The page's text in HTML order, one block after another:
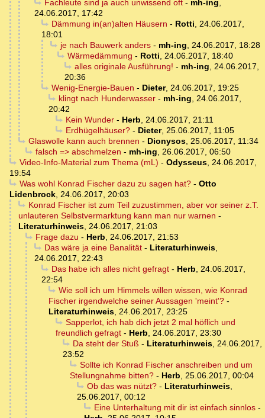
Fachleute sind ja auch unwissend oft- mh-ing,
24.06.2017, 17:42
Dämmung in(an)alten Häusern - Rotti, 24.06.2017,
18:01
je nach Bauwerk anders- mh-ing, 24.06.2017, 18:28
Wärmedämmung - Rotti, 24.06.2017, 18:40
alles originale Ausführung! - mh-ing, 24.06.2017,
20:36
Wenig-Energie-Bauen - Dieter, 24.06.2017, 19:25
klingt nach Hunderwasser- mh-ing, 24.06.2017,
20:42
Kein Wunder- Herb, 24.06.2017, 21:11
Erdhügelhäuser?- Dieter, 25.06.2017, 11:05
Glaswolle kann auch brennen - Dionysos, 25.06.2017, 11:34
falsch => abschmelzen - mh-ing, 26.06.2017, 06:50
Video-Info-Material zum Thema (mL) - Odysseus, 24.06.2017,
19:54
Was wohl Konrad Fischer dazu zu sagen hat?- Otto
Lidenbrock, 24.06.2017, 20:03
Konrad Fischer ist zum Teil zuzustimmen, aber vor seiner z.T.
unlauteren Selbstvermarktung kann man nur warnen -
Literaturhinweis, 24.06.2017, 21:03
Frage dazu - Herb, 24.06.2017, 21:53
Das wäre ja eine Banalität- Literaturhinweis,
24.06.2017, 22:43
Das habe ich alles nicht gefragt- Herb, 24.06.2017,
22:54
Wie soll ich um Himmels willen wissen, wie Konrad
Fischer irgendwelche seiner Aussagen 'meint'? -
Literaturhinweis, 24.06.2017, 23:25
Sapperlot, ich hab dich jetzt 2 mal höflich und
freundlich gefragt - Herb, 24.06.2017, 23:30
Da steht der Stuß - Literaturhinweis, 24.06.2017,
23:52
Sollte ich Konrad Fischer anschreiben und um
Stellungnahme bitten? - Herb, 25.06.2017, 00:04
Ob das was nützt?- Literaturhinweis,
25.06.2017, 00:12
Eine Unterhaltung mit dir ist einfach sinnlos-